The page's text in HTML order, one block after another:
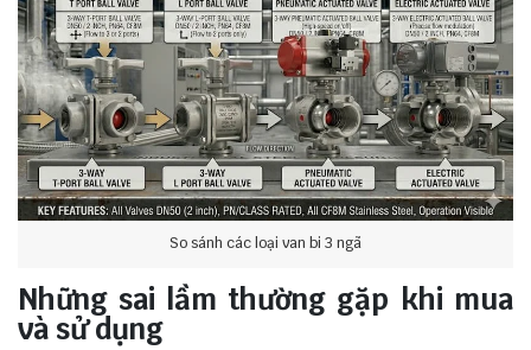
So sánh các loại van bi 3 ngã
Những sai lầm thường gặp khi mua
và sử dụng